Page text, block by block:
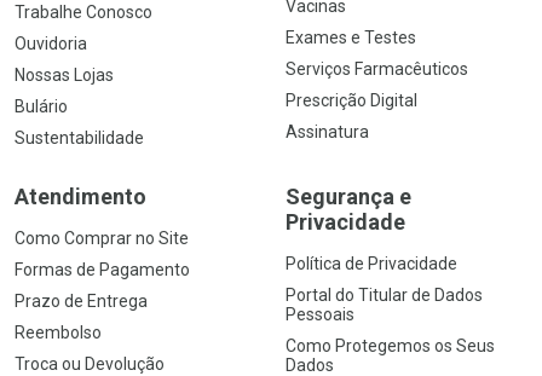
Trabalhe Conosco
Ouvidoria
Nossas Lojas
Bulário
Sustentabilidade
Vacinas
Exames e Testes
Serviços Farmacêuticos
Prescrição Digital
Assinatura
Atendimento
Como Comprar no Site
Formas de Pagamento
Prazo de Entrega
Reembolso
Troca ou Devolução
Segurança e
Privacidade
Política de Privacidade
Portal do Titular de Dados
Pessoais
Como Protegemos os Seus
Dados